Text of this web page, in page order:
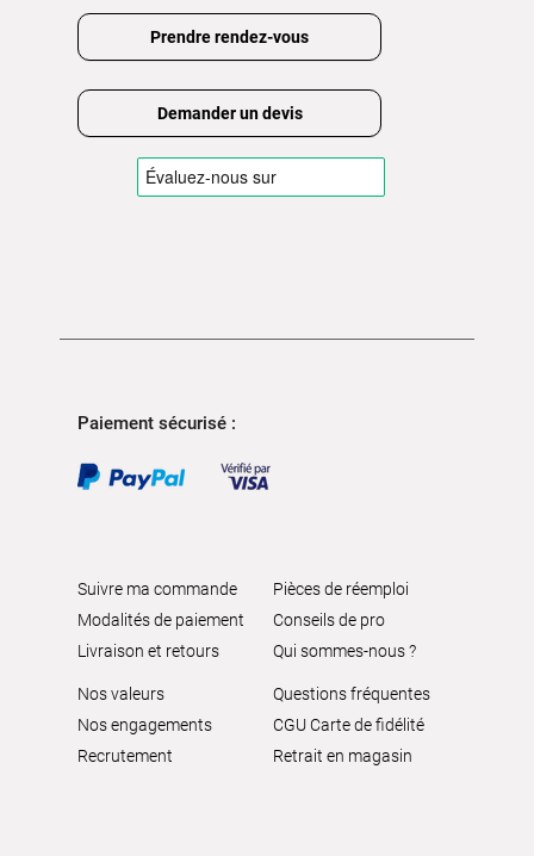
Prendre rendez-vous
Demander un devis
Paiement sécurisé :
Suivre ma commande
Modalités de paiement
Livraison et retours
Pièces de réemploi
Conseils de pro
Qui sommes-nous ?
Nos valeurs
Nos engagements
Recrutement
Questions fréquentes
CGU Carte de fidélité
Retrait en magasin